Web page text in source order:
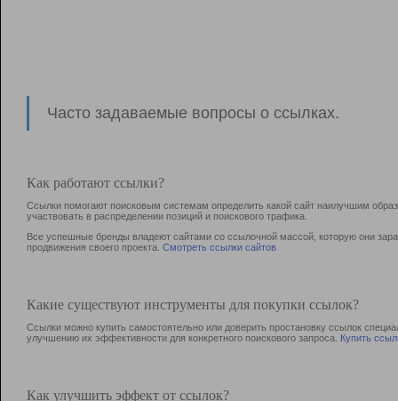
Часто задаваемые вопросы о ссылках.
Как работают ссылки?
Ссылки помогают поисковым системам определить какой сайт наилучшим
участвовать в раcпределении позиций и поискового трафика.
Все успешные бренды владеют сайтами со ссылочной массой, которую они
продвижения своего проекта. Смотреть ссылки сайтов
Какие существуют инструменты для покупки ссылок?
Ссылки можно купить самостоятельно или доверить простановку ссылок
улучшению их эффективности для конкретного поискового запроса. Купить
Как улучшить эффект от ссылок?